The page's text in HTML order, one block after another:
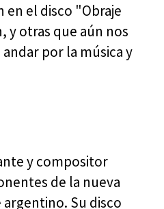
en el disco "Obraje
y otras que aún nos
por la música y
y compositor
de la nueva
Su disco